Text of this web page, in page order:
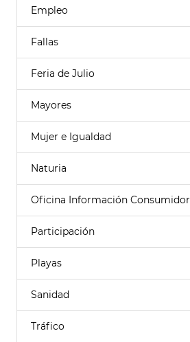
Empleo
Fallas
Feria de Julio
Mayores
Mujer e Igualdad
Naturia
Oficina Información Consumidor
Participación
Playas
Sanidad
Tráfico